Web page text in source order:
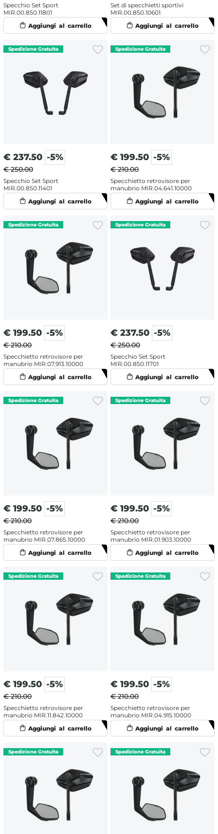
Specchio Set Sport
MIR.00.850.11801
Set di specchietti sportivi
MIR.00.850.10601
€ 237.50 -5%
€ 250.00
Specchio Set Sport
MIR.00.850.11401
€ 199.50 -5%
€ 210.00
Specchietto retrovisore per
manubrio MIR.04.641.10000
€ 199.50 -5%
€ 210.00
Specchietto retrovisore per
manubrio MIR.07.913.10000
€ 237.50 -5%
€ 250.00
Specchio Set Sport
MIR.00.850.11701
€ 199.50 -5%
€ 210.00
Specchietto retrovisore per
manubrio MIR.07.865.10000
€ 199.50 -5%
€ 210.00
Specchietto retrovisore per
manubrio MIR.01.903.10000
€ 199.50 -5%
€ 210.00
Specchietto retrovisore per
manubrio MIR.11.842.10000
€ 199.50 -5%
€ 210.00
Specchietto retrovisore per
manubrio MIR.04.915.10000